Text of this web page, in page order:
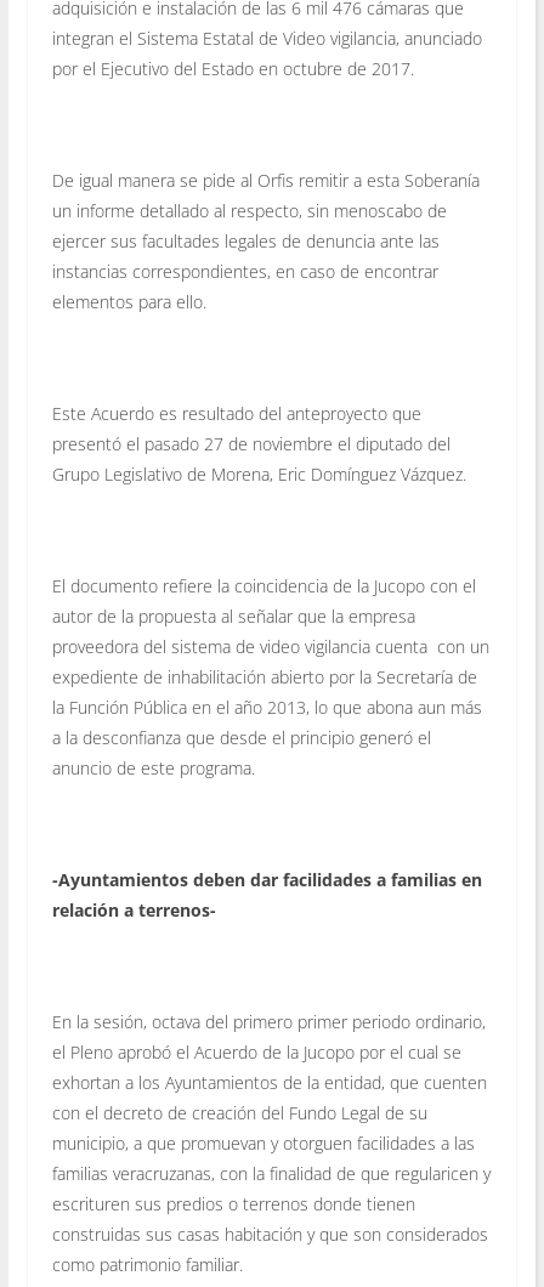
adquisición e instalación de las 6 mil 476 cámaras que
integran el Sistema Estatal de Video vigilancia, anunciado
por el Ejecutivo del Estado en octubre de 2017.
De igual manera se pide al Orfis remitir a esta Soberanía
un informe detallado al respecto, sin menoscabo de
ejercer sus facultades legales de denuncia ante las
instancias correspondientes, en caso de encontrar
elementos para ello.
Este Acuerdo es resultado del anteproyecto que
presentó el pasado 27 de noviembre el diputado del
Grupo Legislativo de Morena, Eric Domínguez Vázquez.
El documento refiere la coincidencia de la Jucopo con el
autor de la propuesta al señalar que la empresa
proveedora del sistema de video vigilancia cuenta con un
expediente de inhabilitación abierto por la Secretaría de
la Función Pública en el año 2013, lo que abona aun más
a la desconfianza que desde el principio generó el
anuncio de este programa.
-Ayuntamientos deben dar facilidades a familias en
relación a terrenos-
En la sesión, octava del primero primer periodo ordinario,
el Pleno aprobó el Acuerdo de la Jucopo por el cual se
exhortan a los Ayuntamientos de la entidad, que cuenten
con el decreto de creación del Fundo Legal de su
municipio, a que promuevan y otorguen facilidades a las
familias veracruzanas, con la finalidad de que regularicen y
escrituren sus predios o terrenos donde tienen
construidas sus casas habitación y que son considerados
como patrimonio familiar.